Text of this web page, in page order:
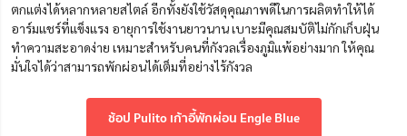
ตกแต่งได้หลากหลายสไตล์ อีกทั้งยังใช้วัสดุคุณภาพดีในการผลิตทำให้ได้
อาร์มแชร์ที่แข็งแรง อายุการใช้งานยาวนาน เบาะมีคุณสมบัติไม่กักเก็บฝุ่น
ทำความสะอาดง่าย เหมาะสำหรับคนที่กังวลเรื่องภูมิแพ้อย่างมาก ให้คุณ
มั่นใจได้ว่าสามารถพักผ่อนได้เต็มที่อย่างไร้กังวล
ช้อป Pulito เก้าอี้พักผ่อน Engle Blue